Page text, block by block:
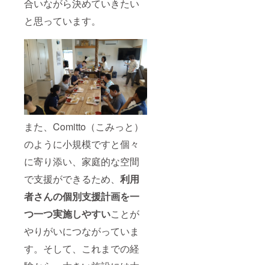
合いながら決めていきたい
と思っています。
また、Comitto（こみっと）
のように小規模ですと個々
に寄り添い、家庭的な空間
で支援ができるため、 利用
者さんの個別支援計画を一
つ一つ実施しやすいことが
やりがいにつながっていま
す。そして、これまでの経